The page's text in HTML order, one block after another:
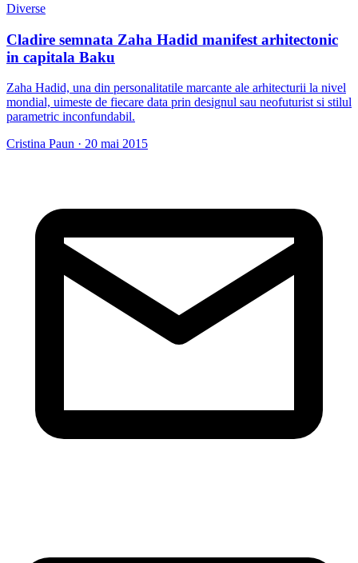
Diverse
Cladire semnata Zaha Hadid manifest arhitectonic
in capitala Baku
Zaha Hadid, una din personalitatile marcante ale arhitecturii la nivel
mondial, uimeste de fiecare data prin designul sau neofuturist si stilul
parametric inconfundabil.
Cristina Paun · 20 mai 2015